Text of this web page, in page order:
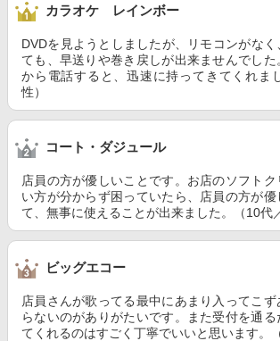
カラオケ レインボー
DVDを見ようとしましたが、リモコンがな
ても、早送りや巻き戻しが出来ませんでした
から電話すると、迅速に持ってきてくれま
性）
コート・ダジュール
店員の方が優しいことです。お店のソフト
い方が分からず困っていたら、店員の方が優
て、無事に使えることが出来ました。（10代
ビッグエコー
店員さんが歌ってる最中にあまり入ってこ
らないのがありがたいです。また受付を通
てくれるのはすごく丁寧でいいと思います。